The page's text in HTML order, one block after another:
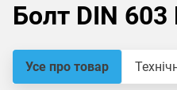
Болт DIN
Усе про товар